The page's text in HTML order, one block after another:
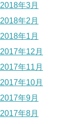
2018年3月
2018年2月
2018年1月
2017年12月
2017年11月
2017年10月
2017年9月
2017年8月